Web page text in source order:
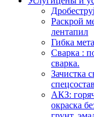
Раскрой
лентапил
Гибка
Сварка :
сварка.
Зачистка
АКЗ:
окраска